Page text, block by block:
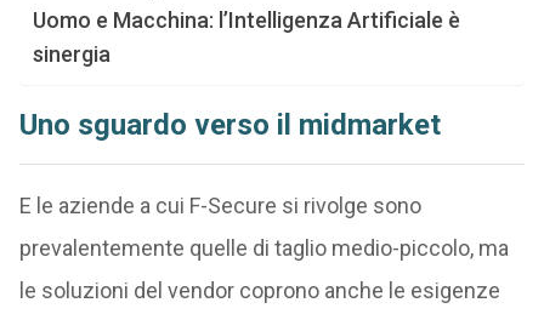
Uomo e Macchina: l’Intelligenza Artificiale è
sinergia
Uno sguardo verso il midmarket
E le aziende a cui F-Secure si rivolge sono
prevalentemente quelle di taglio medio-piccolo, ma
le soluzioni del vendor coprono anche le esigenze